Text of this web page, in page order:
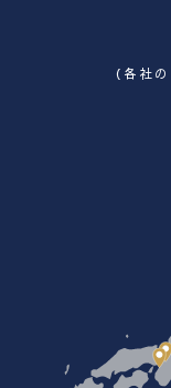
（各社